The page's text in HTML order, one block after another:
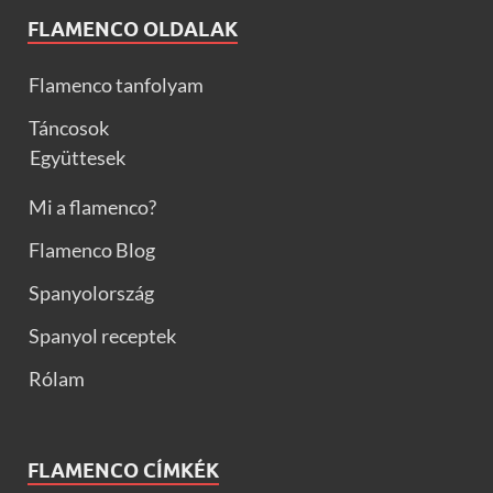
FLAMENCO OLDALAK
Flamenco tanfolyam
Táncosok
Együttesek
Mi a flamenco?
Flamenco Blog
Spanyolország
Spanyol receptek
Rólam
FLAMENCO CÍMKÉK